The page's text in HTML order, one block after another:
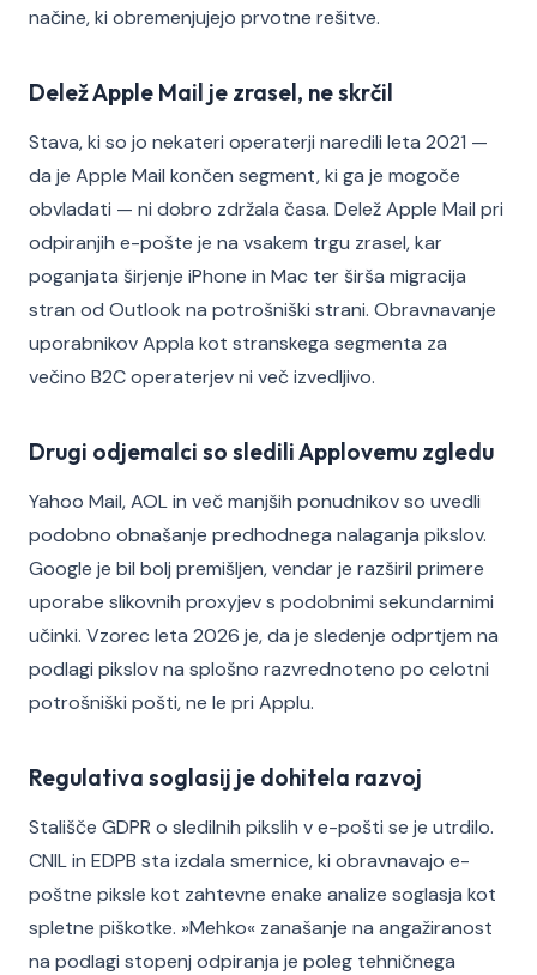
načine, ki obremenjujejo prvotne rešitve.
Delež Apple Mail je zrasel, ne skrčil
Stava, ki so jo nekateri operaterji naredili leta 2021 —
da je Apple Mail končen segment, ki ga je mogoče
obvladati — ni dobro zdržala časa. Delež Apple Mail pri
odpiranjih e-pošte je na vsakem trgu zrasel, kar
poganjata širjenje iPhone in Mac ter širša migracija
stran od Outlook na potrošniški strani. Obravnavanje
uporabnikov Appla kot stranskega segmenta za
večino B2C operaterjev ni več izvedljivo.
Drugi odjemalci so sledili Applovemu zgledu
Yahoo Mail, AOL in več manjših ponudnikov so uvedli
podobno obnašanje predhodnega nalaganja pikslov.
Google je bil bolj premišljen, vendar je razširil primere
uporabe slikovnih proxyjev s podobnimi sekundarnimi
učinki. Vzorec leta 2026 je, da je sledenje odprtjem na
podlagi pikslov na splošno razvrednoteno po celotni
potrošniški pošti, ne le pri Applu.
Regulativa soglasij je dohitela razvoj
Stališče GDPR o sledilnih pikslih v e-pošti se je utrdilo.
CNIL in EDPB sta izdala smernice, ki obravnavajo e-
poštne piksle kot zahtevne enake analize soglasja kot
spletne piškotke. »Mehko« zanašanje na angažiranost
na podlagi stopenj odpiranja je poleg tehničnega